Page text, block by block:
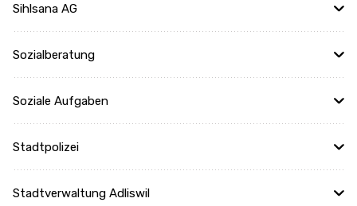
Sihlsana AG
Sozialberatung
Soziale Aufgaben
Stadtpolizei
Stadtverwaltung Adliswil